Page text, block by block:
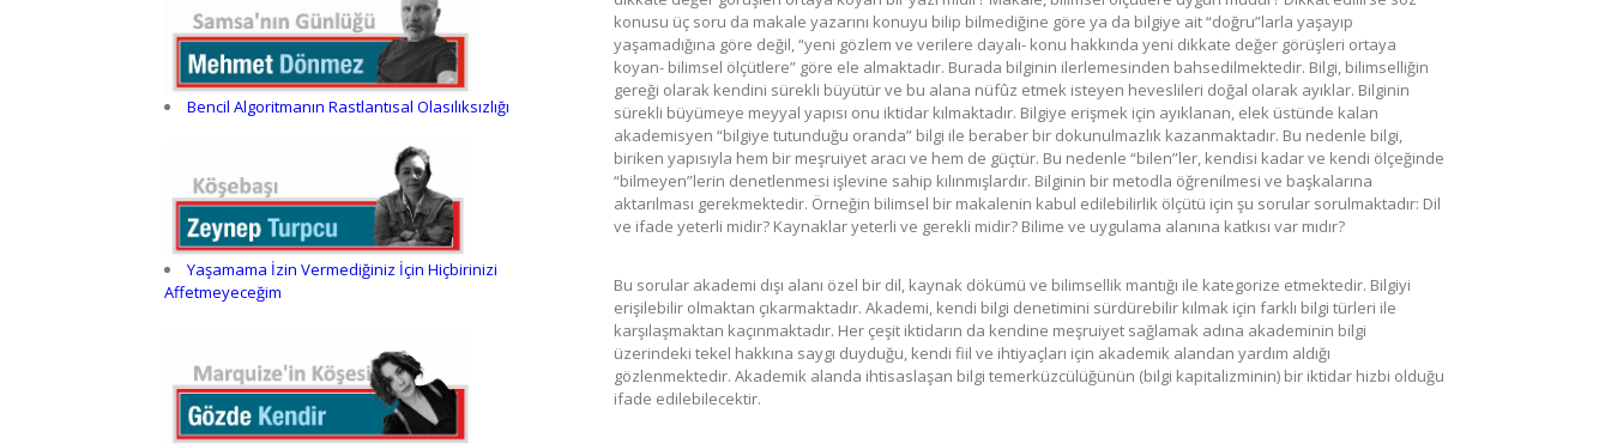
konusu üç soru da makale yazarını konuyu bilip bilmediğine göre ya da bilgiye ait “doğru”larla yaşayıp
yaşamadığına göre değil, “yeni gözlem ve verilere dayalı- konu hakkında yeni dikkate değer görüşleri ortaya
koyan- bilimsel ölçütlere” göre ele almaktadır. Burada bilginin ilerlemesinden bahsedilmektedir. Bilgi, bilimselliğin
gereği olarak kendini sürekli büyütür ve bu alana nüfûz etmek isteyen heveslileri doğal olarak ayıklar. Bilginin
sürekli büyümeye meyyal yapısı onu iktidar kılmaktadır. Bilgiye erişmek için ayıklanan, elek üstünde kalan
akademisyen “bilgiye tutunduğu oranda” bilgi ile beraber bir dokunulmazlık kazanmaktadır. Bu nedenle bilgi,
biriken yapısıyla hem bir meşruiyet aracı ve hem de güçtür. Bu nedenle “bilen”ler, kendisi kadar ve kendi ölçeğinde
“bilmeyen”lerin denetlenmesi işlevine sahip kılınmışlardır. Bilginin bir metodla öğrenilmesi ve başkalarına
aktarılması gerekmektedir. Örneğin bilimsel bir makalenin kabul edilebilirlik ölçütü için şu sorular sorulmaktadır: Dil
ve ifade yeterli midir? Kaynaklar yeterli ve gerekli midir? Bilime ve uygulama alanına katkısı var mıdır?
Bu sorular akademi dışı alanı özel bir dil, kaynak dökümü ve bilimsellik mantığı ile kategorize etmektedir. Bilgiyi
erişilebilir olmaktan çıkarmaktadır. Akademi, kendi bilgi denetimini sürdürebilir kılmak için farklı bilgi türleri ile
karşılaşmaktan kaçınmaktadır. Her çeşit iktidarın da kendine meşruiyet sağlamak adına akademinin bilgi
üzerindeki tekel hakkına saygı duyduğu, kendi fiil ve ihtiyaçları için akademik alandan yardım aldığı
gözlenmektedir. Akademik alanda ihtisaslaşan bilgi temerküzcülüğünün (bilgi kapitalizminin) bir iktidar hizbi olduğu
ifade edilebilecektir.
Bencil Algoritmanın Rastlantısal Olasılıksızlığı
Yaşamama İzin Vermediğiniz İçin Hiçbirinizi
Affetmeyeceğim